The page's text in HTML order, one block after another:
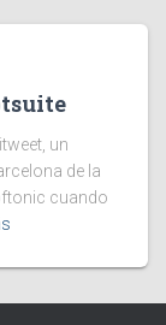
un
de la
cuando